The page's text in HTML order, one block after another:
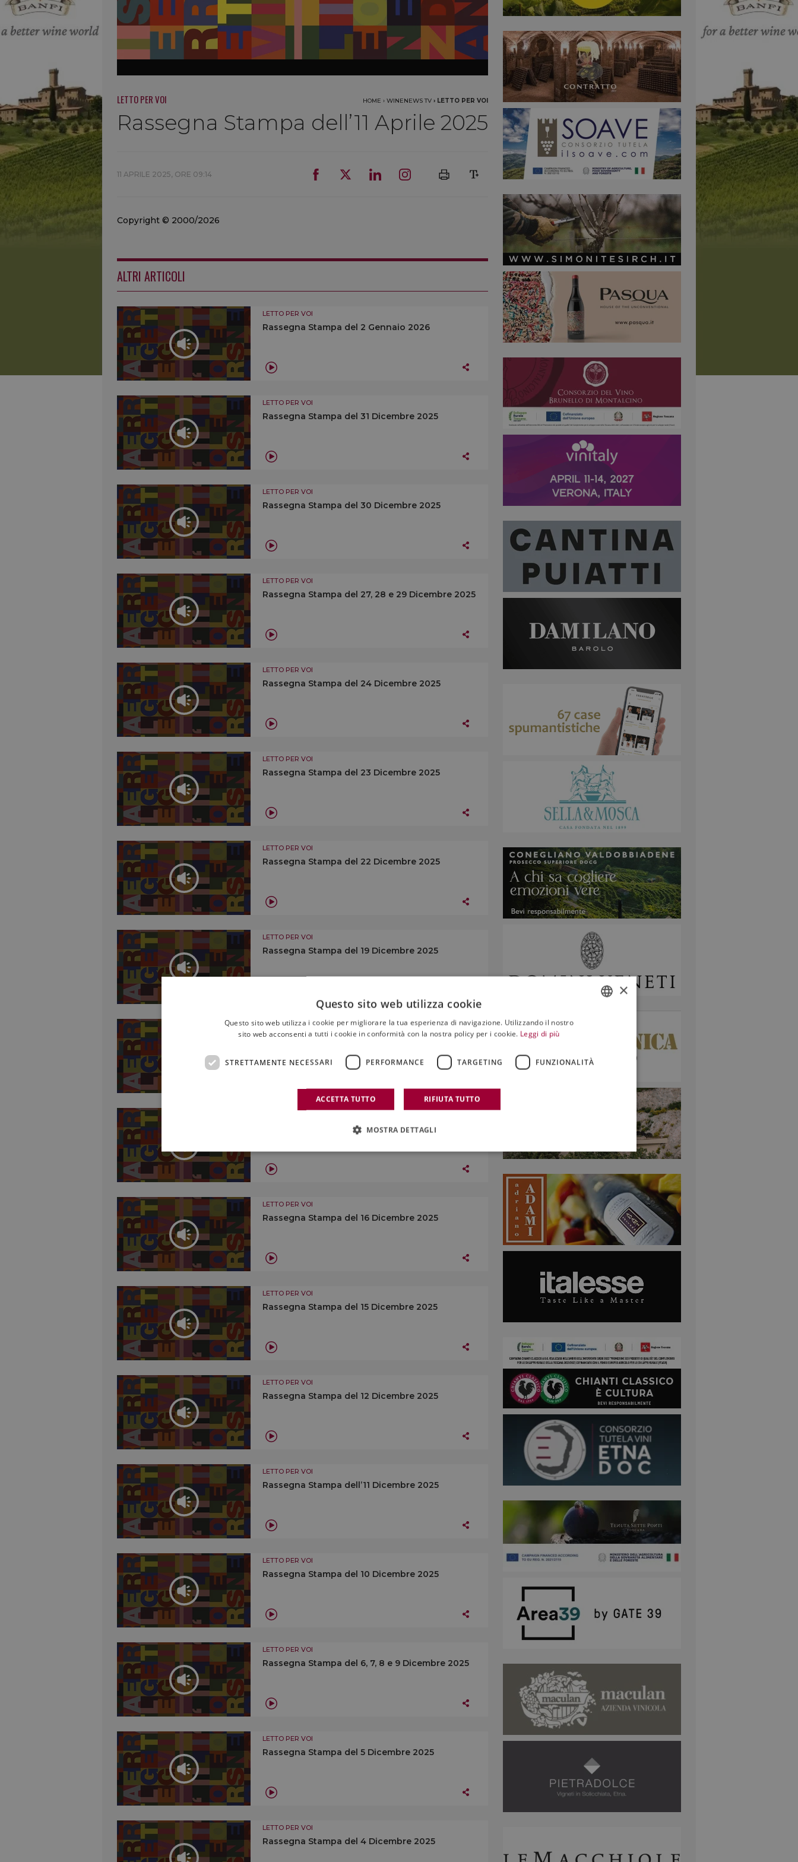
LETTO PER VOI HOME › WINENEWS TV › LETTO PER VOI
Rassegna Stampa dell’11 Aprile 2025
11 APRILE 2025, ORE 09:14
Copyright © 2000/2026
ALTRI ARTICOLI
LETTO PER VOI
Rassegna Stampa del 2 Gennaio 2026
LETTO PER VOI
Rassegna Stampa del 31 Dicembre 2025
LETTO PER VOI
Rassegna Stampa del 30 Dicembre 2025
LETTO PER VOI
Rassegna Stampa del 27, 28 e 29 Dicembre 2025
LETTO PER VOI
Rassegna Stampa del 24 Dicembre 2025
LETTO PER VOI
Rassegna Stampa del 23 Dicembre 2025
LETTO PER VOI
Rassegna Stampa del 22 Dicembre 2025
LETTO PER VOI
Rassegna Stampa del 19 Dicembre 2025
LETTO PER VOI
Rassegna Stampa del 18 Dicembre 2025
Rassegna Stampa del 17 Dicembre 2025
LETTO PER VOI
Rassegna Stampa del 16 Dicembre 2025
LETTO PER VOI
Rassegna Stampa del 15 Dicembre 2025
LETTO PER VOI
Rassegna Stampa del 12 Dicembre 2025
LETTO PER VOI
Rassegna Stampa dell’11 Dicembre 2025
LETTO PER VOI
Rassegna Stampa del 10 Dicembre 2025
LETTO PER VOI
Rassegna Stampa del 6, 7, 8 e 9 Dicembre 2025
LETTO PER VOI
Rassegna Stampa del 5 Dicembre 2025
LETTO PER VOI
Rassegna Stampa del 4 Dicembre 2025
×
Questo sito web utilizza cookie
Questo sito web utilizza i cookie per migliorare la tua esperienza di navigazione. Utilizzando il nostro
sito web acconsenti a tutti i cookie in conformità con la nostra policy per i cookie. Leggi di più
STRETTAMENTE NECESSARI PERFORMANCE TARGETING FUNZIONALITÀ
ACCETTA TUTTO RIFIUTA TUTTO
MOSTRA DETTAGLI